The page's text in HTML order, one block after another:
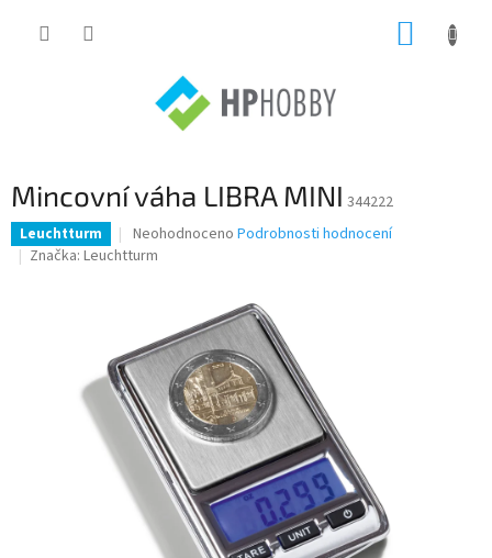
Mincovní váha LIBRA MINI 344222
Leuchtturm
Průměrné
hodnocení
5
hvězdiček.
Neohodnoceno Podrobnosti hodnocení
Značka: Leuchtturm